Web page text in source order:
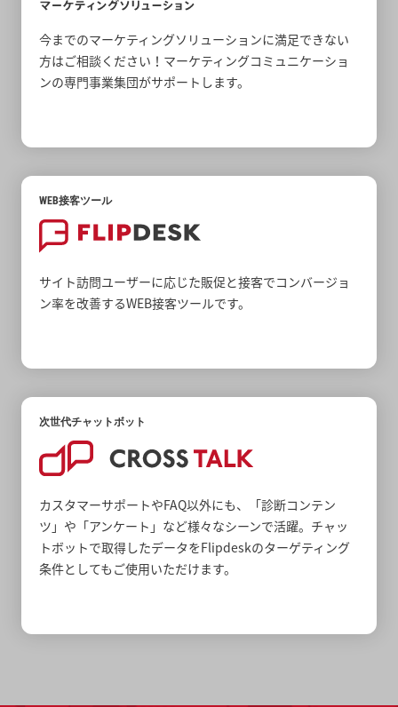
今までのマーケティングソリューションに満足できない
方はご相談ください！マーケティングコミュニケーショ
ンの専門事業集団がサポートします。
WEB接客ツール
サイト訪問ユーザーに応じた販促と接客でコンバージョ
ン率を改善するWEB接客ツールです。
次世代チャットボット
カスタマーサポートやFAQ以外にも、「診断コンテン
ツ」や「アンケート」など様々なシーンで活躍。チャッ
トボットで取得したデータをFlipdeskのターゲティング
条件としてもご使用いただけます。